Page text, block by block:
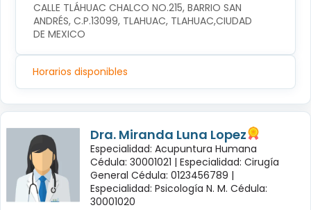
CALLE TLÁHUAC CHALCO NO.215, BARRIO SAN
ANDRÉS, C.P.13099, TLAHUAC, TLAHUAC,CIUDAD
DE MEXICO
Horarios disponibles
Dra. Miranda Luna Lopez
Especialidad: Acupuntura Humana
Cédula: 30001021 | Especialidad: Cirugía
General Cédula: 0123456789 |
Especialidad: Psicología N. M. Cédula:
30001020